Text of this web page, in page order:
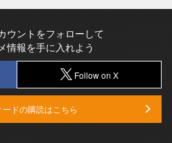
ウントをフォローして
情報を手に入れよう
Follow on X
ドの購読はこちら